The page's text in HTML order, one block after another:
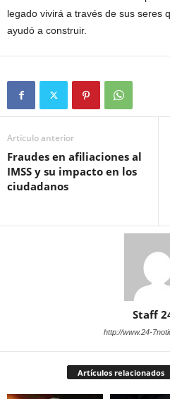
legado vivirá a través de sus seres
ayudó a construir.
Artículo anterior
Fraudes en afiliaciones al
IMSS y su impacto en los
ciudadanos
Staff
http://www.24-
Artículos relacionados